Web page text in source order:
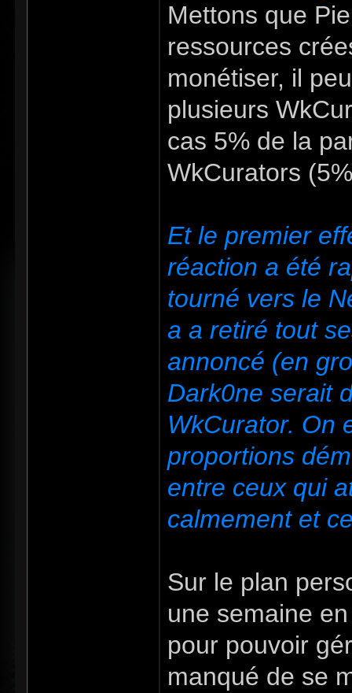
Mettons que
ressources
monétiser, il
plusieurs
cas 5% de la
WkCurators
Et le premier
réaction a été
tourné vers le
a a retiré tout
annoncé (en
Dark0ne serait
WkCurator. On
proportions
entre ceux qui
calmement et
Sur le plan
une semaine
pour pouvoir
manqué de se